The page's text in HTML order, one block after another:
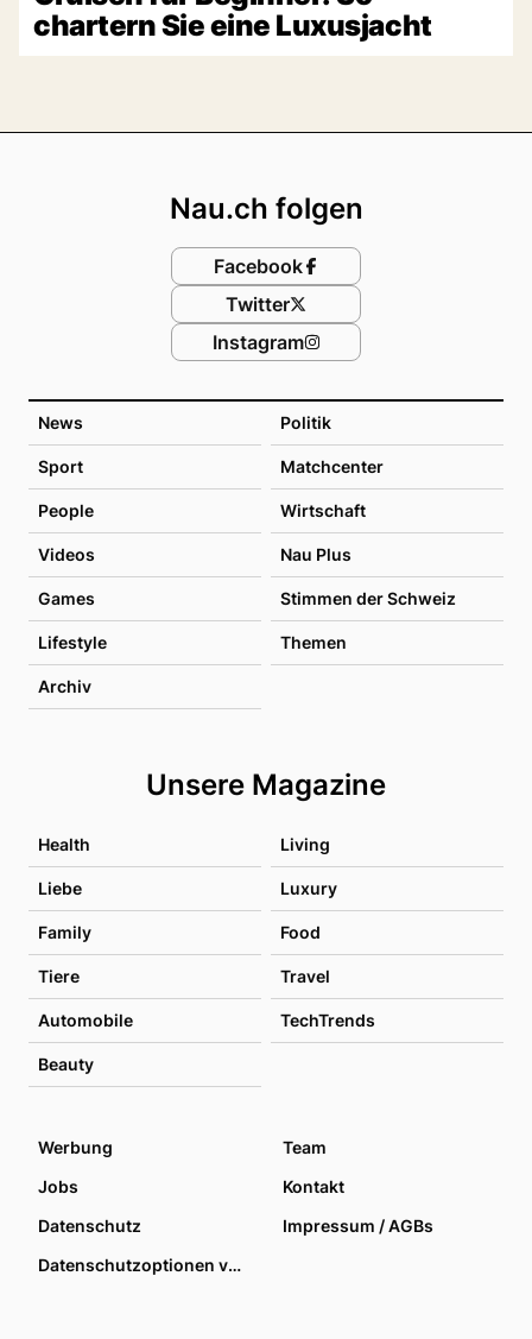
chartern Sie eine Luxusjacht
News Politik
Sport Matchcenter
People Wirtschaft
Videos Nau Plus
Games Stimmen der Schweiz
Lifestyle Themen
Archiv
Unsere Magazine
Health Living
Liebe Luxury
Family Food
Tiere Travel
Automobile TechTrends
Beauty
Nau.ch folgen
Facebook
Twitter
Instagram
Werbung
Team
Jobs
Kontakt
Datenschutz
Impressum / AGBs
Datenschutzoptionen verwalten